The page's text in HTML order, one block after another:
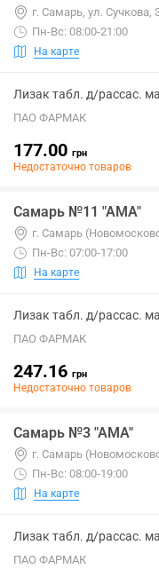
г. Самарь, ул. Сучкова,
Пн-Вс: 08:00-21:00
На карте
Лизак табл. д/рассас.
ПАО ФАРМАК
177.00 грн
Недостаточно товаров
Самарь №11 "АМА"
г. Самарь
Пн-Вс: 07:00-17:00
На карте
Лизак табл. д/рассас.
ПАО ФАРМАК
247.16 грн
Недостаточно товаров
Самарь №3 "АМА"
г. Самарь
Пн-Вс: 08:00-19:00
На карте
Лизак табл. д/рассас.
ПАО ФАРМАК